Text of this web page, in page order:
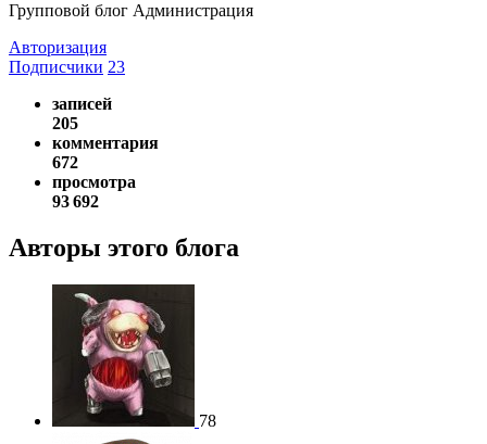
Групповой блог Администрация
Авторизация
Подписчики 23
записей
205
комментария
672
просмотра
93 692
Авторы этого блога
78